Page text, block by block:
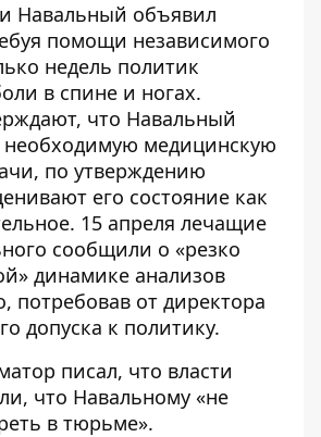
Навальный объявил
помощи независимого
недель политик
в спине и ногах.
что Навальный
необходимую медицинскую
по утверждению
его состояние как
15 апреля лечащие
сообщили о «резко
динамике анализов
потребовав от директора
допуска к политику.
писал, что власти
что Навальному «не
в тюрьме».